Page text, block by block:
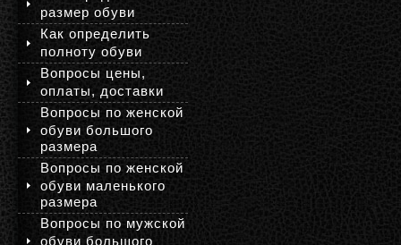
размер обуви
Как определить
полноту обуви
Вопросы цены,
оплаты, доставки
Вопросы по женской
обуви большого
размера
Вопросы по женской
обуви маленького
размера
Вопросы по мужской
обуви большого